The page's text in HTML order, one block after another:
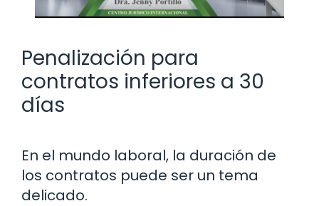
Penalización para
contratos inferiores a 30
días
En el mundo laboral, la duración de
los contratos puede ser un tema
delicado.